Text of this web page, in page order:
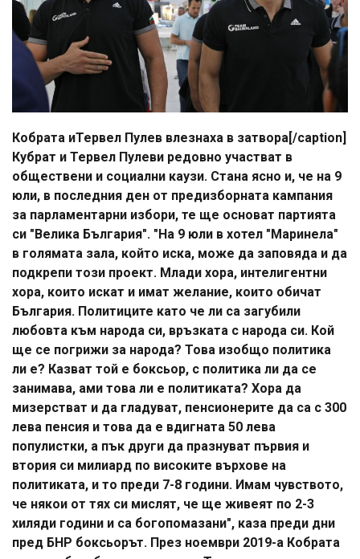
Кобрата иТервел Пулев влезнаха в затвора[/caption]
Кубрат и Тервел Пулеви редовно участват в
обществени и социални каузи. Стана ясно и, че на 9
юли, в последния ден от предизборната кампания
за парламентарни избори, те ще основат партията
си "Велика България". "На 9 юли в хотел "Маринела"
в голямата зала, който иска, може да заповяда и да
подкрепи този проект. Млади хора, интелигентни
хора, които искат и имат желание, които обичат
България. Политиците като че ли са загубили
любовта към народа си, връзката с народа си. Кой
ще се погрижи за народа? Това изобщо политика
ли е? Казват той е боксьор, с политика ли да се
занимава, ами това ли е политиката? Хора да
мизерстват и да гладуват, пенсионерите да са с 300
лева пенсия и това да е вдигната 50 лева
популистки, а пък други да празнуват първия и
втория си милиард по високите върхове на
политиката, и то преди 7-8 години. Имам чувството,
че някои от тях си мислят, че ще живеят по 2-3
хиляди години и са богопомазани", каза преди дни
пред БНР боксьорът. През ноември 2019-а Кобрата